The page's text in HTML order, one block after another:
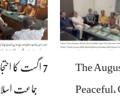
The
Peaceful,
7 اگست کا
جماعت